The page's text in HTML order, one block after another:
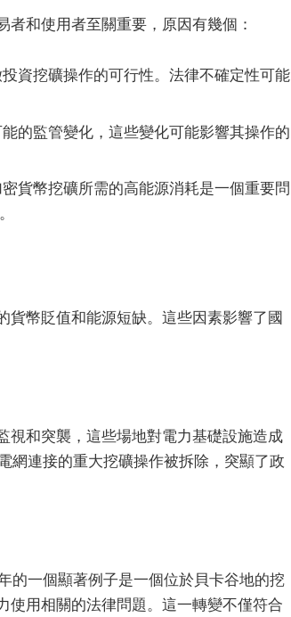
和使用者至關重要，原因有幾個：
資挖礦操作的可行性。法律不確定性可能
的監管變化，這些變化可能影響其操作的
貨幣挖礦所需的高能源消耗是一個重要問
貨幣貶值和能源短缺。這些因素影響了國
視和突襲，這些場地對電力基礎設施造成
網連接的重大挖礦操作被拆除，突顯了政
的一個顯著例子是一個位於貝卡谷地的挖
使用相關的法律問題。這一轉變不僅符合